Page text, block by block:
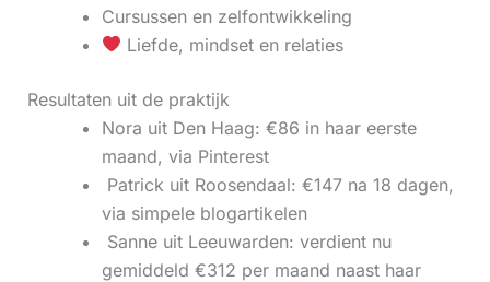
Cursussen en zelfontwikkeling
Liefde, mindset en relaties
Resultaten uit de praktijk
Nora uit Den Haag: €86 in haar eerste
maand, via Pinterest
‍ Patrick uit Roosendaal: €147 na 18 dagen,
via simpele blogartikelen
‍ Sanne uit Leeuwarden: verdient nu
gemiddeld €312 per maand naast haar